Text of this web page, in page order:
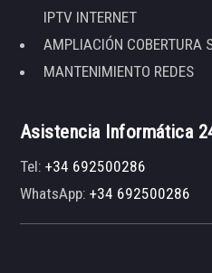
IPTV INTERNET
AMPLIACIÓN COBERTURA
MANTENIMIENTO REDES
Asistencia Informática
Tel:+34 692500286
WhatsApp:+34 692500286